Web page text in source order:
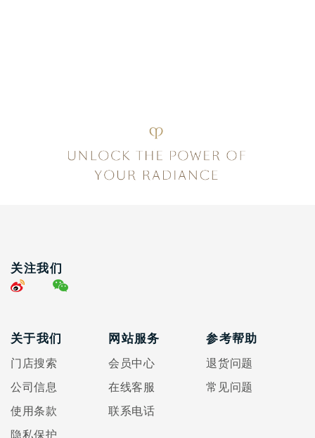
关注我们
关于我们
门店搜索
公司信息
使用条款
隐私保护
网站服务
会员中心
在线客服
联系电话
参考帮助
退货问题
常见问题